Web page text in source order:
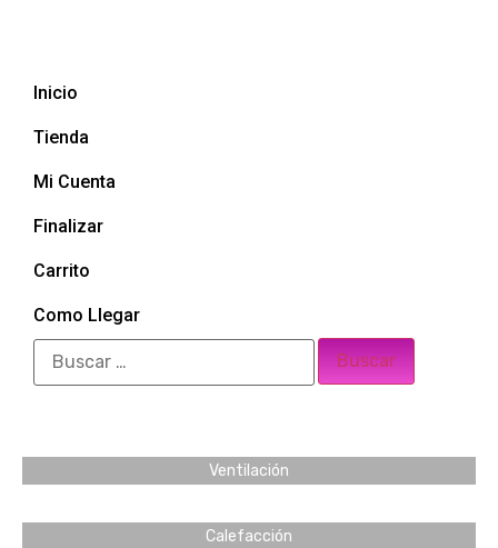
Inicio
Tienda
Mi Cuenta
Finalizar
Carrito
Como Llegar
Ventilación
Calefacción